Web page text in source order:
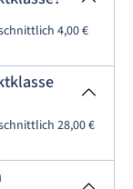
4,00 €
28,00 €